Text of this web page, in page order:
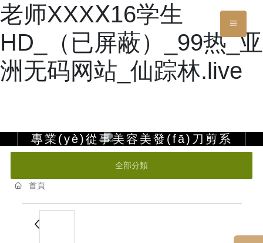
老师XXXⅩ16学生
HD_（已屏蔽）_99热_亚
洲无码网站_仙踪林.live
專業(yè)從事美容美發(fā)刀剪系
列
YONGFA
全部分類
首頁